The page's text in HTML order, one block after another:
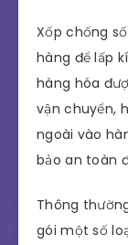
Xốp chống
hàng để lấp
hàng hóa
vận chuyển,
ngoài vào
bảo an toàn
Thông
gói một số